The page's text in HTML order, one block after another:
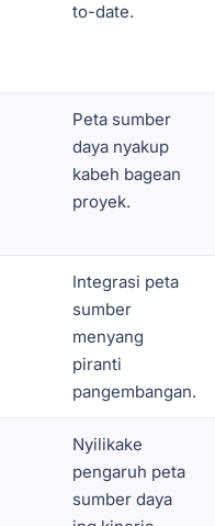
to-date.
Peta sumber
daya nyakup
kabeh bagean
proyek.
Integrasi peta
sumber
menyang
piranti
pangembangan.
Nyilikake
pengaruh peta
sumber daya